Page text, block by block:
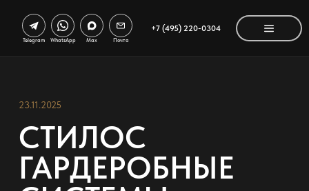
+7 (495) 220-0304
Telegram WhatsApp Max Почта
23.11.2025
СТИЛОС
ГАРДЕРОБНЫЕ